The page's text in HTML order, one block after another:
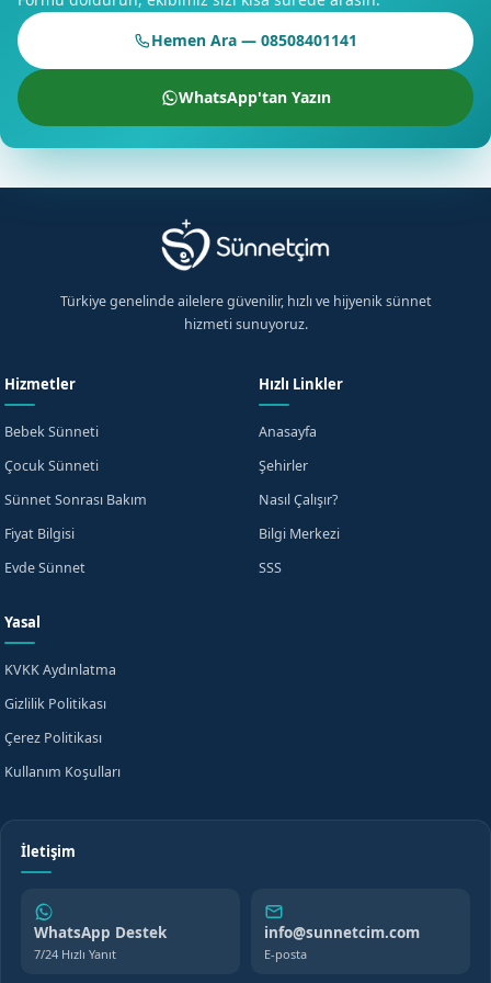
Randevu formumuzdan bize ulaşarak daha detaylı bilgi
alabilirsiniz.
Kozan'de Sizi Bekliyoruz
Kozan'da sünnet hizmeti almak için uzman doktorumuzla
hijyenik sünnet hizmeti için Sünnetçim'i tercih edin.
Randevu formumuzdan bize ulaşmak için buraya
tıklayabilirsiniz. İletişim kanallarımızdan bize ulaşarak daha
detaylı bilgi alabilirsiniz.
Hemen Ara — 08508401141
WhatsApp'tan Yazın
Türkiye genelinde ailelere güvenilir, hızlı ve hijyenik sünnet
hizmeti sunuyoruz.
Hizmetler
Bebek Sünneti
Çocuk Sünneti
Sünnet Sonrası Bakım
Fiyat Bilgisi
Evde Sünnet
Hızlı Linkler
Anasayfa
Şehirler
Nasıl Çalışır?
Bilgi Merkezi
SSS
Yasal
KVKK Aydınlatma
Gizlilik Politikası
Çerez Politikası
Kullanım Koşulları
İletişim
WhatsApp Destek
7/24 Hızlı Yanıt
info@sunnetcim.com
E-posta